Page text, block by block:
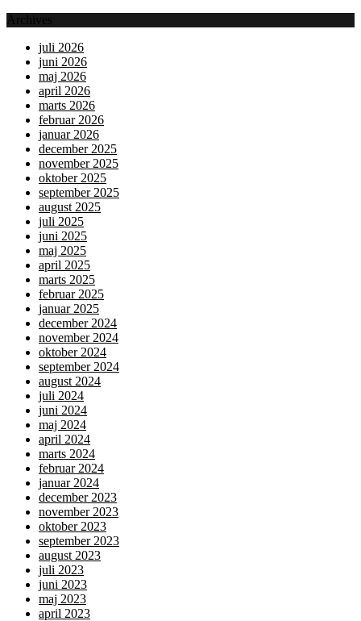
Archives
juli 2026
juni 2026
maj 2026
april 2026
marts 2026
februar 2026
januar 2026
december 2025
november 2025
oktober 2025
september 2025
august 2025
juli 2025
juni 2025
maj 2025
april 2025
marts 2025
februar 2025
januar 2025
december 2024
november 2024
oktober 2024
september 2024
august 2024
juli 2024
juni 2024
maj 2024
april 2024
marts 2024
februar 2024
januar 2024
december 2023
november 2023
oktober 2023
september 2023
august 2023
juli 2023
juni 2023
maj 2023
april 2023